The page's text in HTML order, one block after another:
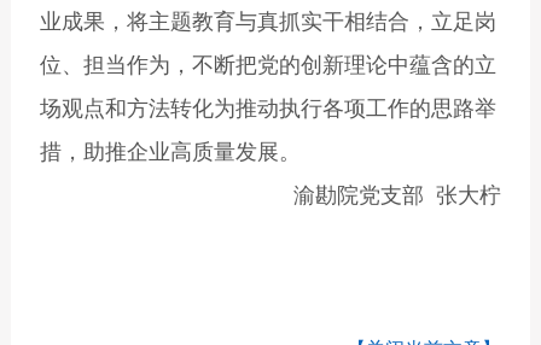
业成果，将主题教育与真抓实干相结合，立足岗
位、担当作为，不断把党的创新理论中蕴含的立
场观点和方法转化为推动执行各项工作的思路举
措，助推企业高质量发展。
渝勘院党支部 张大柠